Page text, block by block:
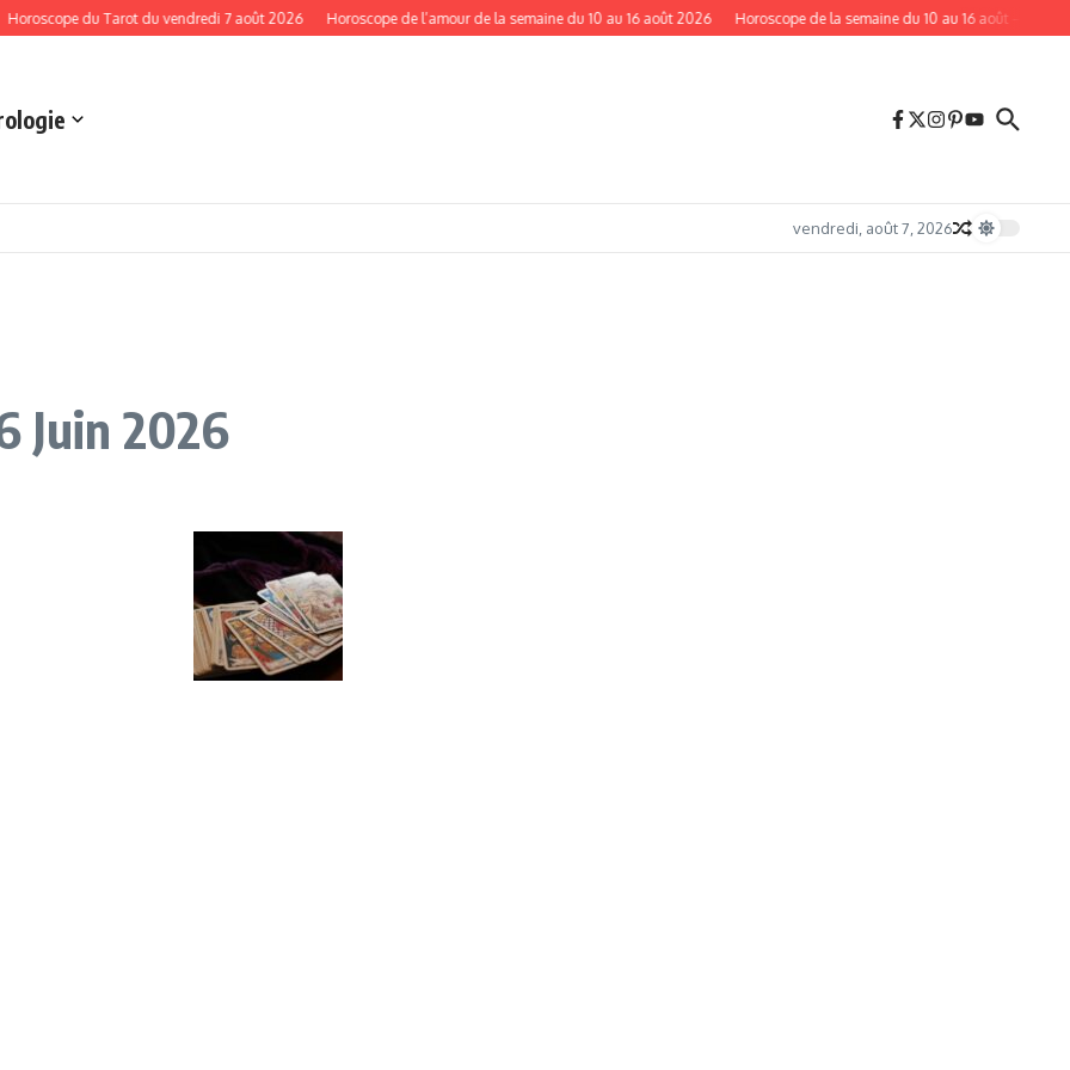
du Tarot du vendredi 7 août 2026 Horoscope de l’amour de la semaine du 10 au 16 août 2026 Horoscope de la semaine du 10 au 16 août — L’éclipse
vendredi, août 7, 2026
Juin 2026